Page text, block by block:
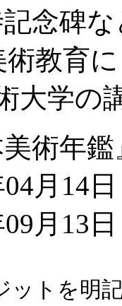
念碑
教育
大学の
術年鑑
月14日
月13
ットを明